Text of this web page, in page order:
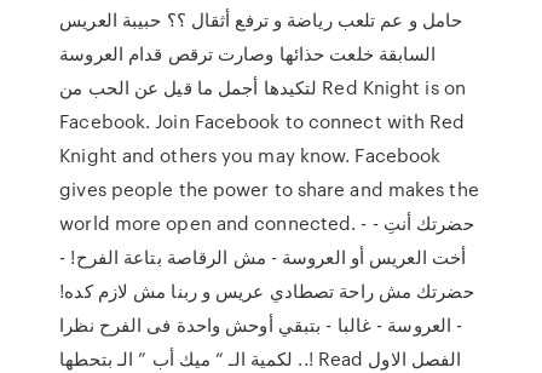
حامل و عم تلعب رياضة و ترفع أثقال ؟؟ حبيبة العريس
السابقة خلعت حذائها وصارت ترقص قدام العروسة
لتكيدها أجمل ما قيل عن الحب من Red Knight is on
Facebook. Join Facebook to connect with Red
Knight and others you may know. Facebook
gives people the power to share and makes the
world more open and connected. - حضرتك أنتِ -
أخت العريس أو العروسة - مش الرقاصة بتاعة الفرح! -
حضرتك مش راحة تصطادي عريس و ربنا مش لازم كده!
- العروسة - غالبا - بتبقي أوحش واحدة فى الفرح نظرا
لكمية الـ “ ميك أب ” الـ بتحطها ..! Read الفصل الاول